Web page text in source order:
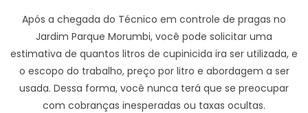
Após a chegada do Técnico em controle de pragas no
Jardim Parque Morumbi, você pode solicitar uma
estimativa de quantos litros de cupinicida ira ser utilizada, e
o escopo do trabalho, preço por litro e abordagem a ser
usada. Dessa forma, você nunca terá que se preocupar
com cobranças inesperadas ou taxas ocultas.